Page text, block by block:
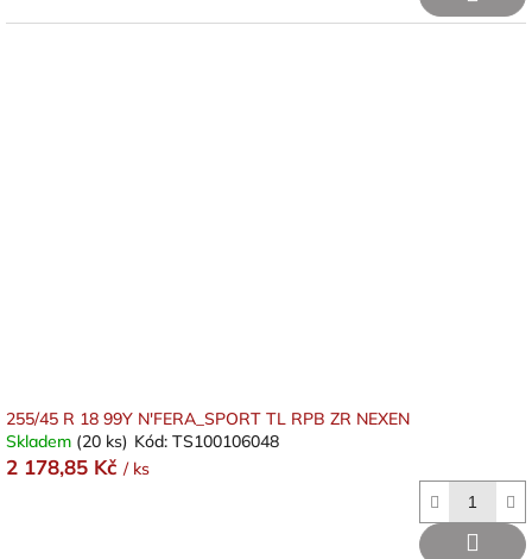
255/45 R 18 99Y N'FERA_SPORT TL RPB ZR NEXEN
Skladem (20 ks) Kód: TS100106048
2 178,85 Kč / ks